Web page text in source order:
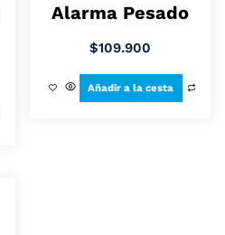
Alarma Pesado
$109.900
Añadir a la cesta